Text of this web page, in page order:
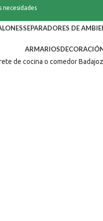
necesidades
SEPARADORES DE
ARMARIOS